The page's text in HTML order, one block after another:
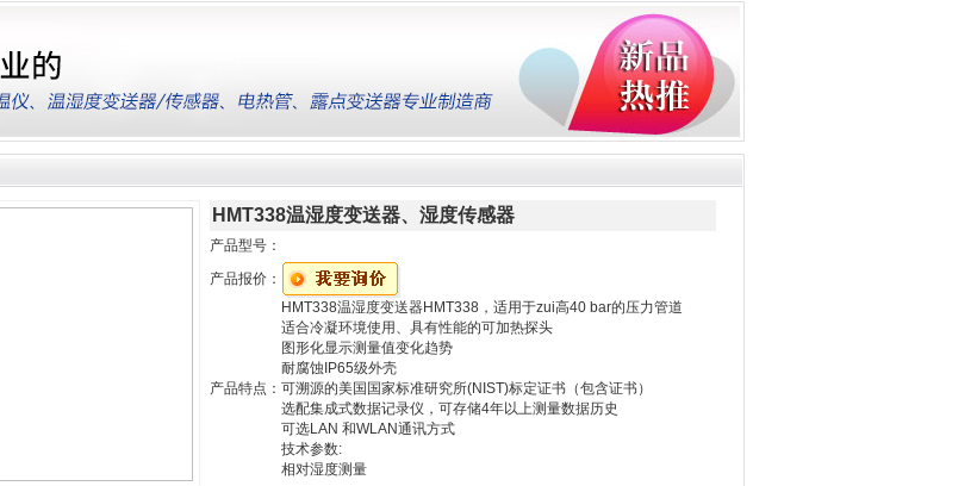
HMT338温湿度变送器、湿度传感器
产品型号：
产品报价：
产品特点：
HMT338温湿度变送器HMT338，适用于zui高40 bar的压力管道
适合冷凝环境使用、具有性能的可加热探头
图形化显示测量值变化趋势
耐腐蚀IP65级外壳
可溯源的美国国家标准研究所(NIST)标定证书（包含证书）
选配集成式数据记录仪，可存储4年以上测量数据历史
可选LAN 和WLAN通讯方式
技术参数:
相对湿度测量